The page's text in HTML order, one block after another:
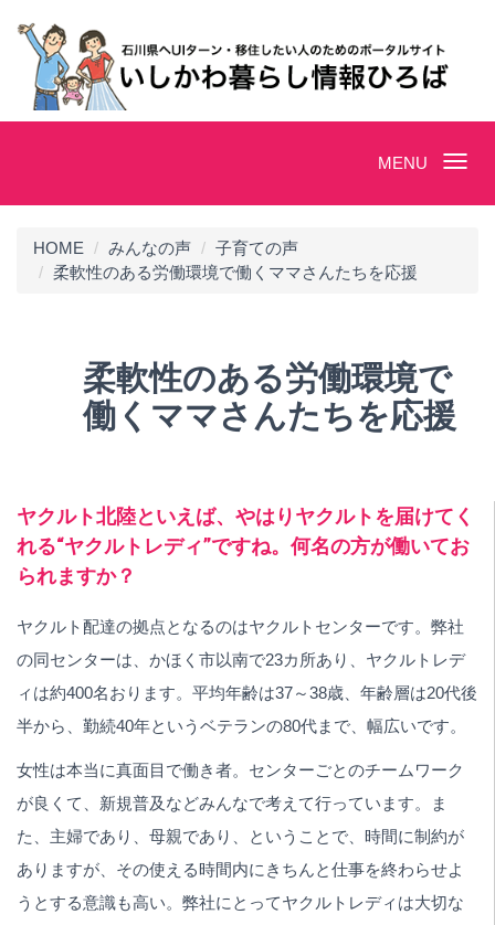
Toggle
MENU
HOME みんなの声
子育ての声
柔軟性のある労働環境で働くママさんたちを応援
柔軟性のある労働環境で
働くママさんたちを応援
ヤクルト北陸といえば、やはりヤクルトを届けてく
れる“ヤクルトレディ”ですね。何名の方が働いてお
られますか？
ヤクルト配達の拠点となるのはヤクルトセンターです。弊社
の同センターは、かほく市以南で23カ所あり、ヤクルトレデ
ィは約400名おります。平均年齢は37～38歳、年齢層は20代後
半から、勤続40年というベテランの80代まで、幅広いです。
女性は本当に真面目で働き者。センターごとのチームワーク
が良くて、新規普及などみんなで考えて行っています。ま
た、主婦であり、母親であり、ということで、時間に制約が
ありますが、その使える時間内にきちんと仕事を終わらせよ
うとする意識も高い。弊社にとってヤクルトレディは大切な